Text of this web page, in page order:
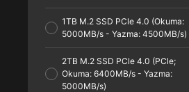
1TB M.2 SSD PCle 4.0 (Okuma:
5000MB/s - Yazma: 4500MB/s)
2TB M.2 SSD PCle 4.0 (PCle;
Okuma: 6400MB/s - Yazma:
5000MB/s)